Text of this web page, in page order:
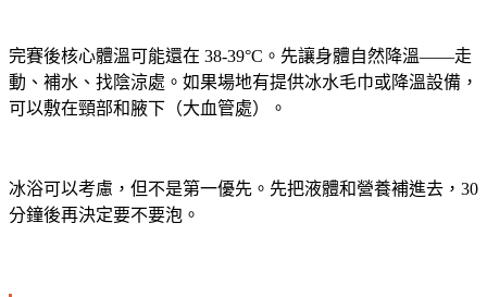
完賽後核心體溫可能還在 38-39°C。先讓身體自然降溫——走
動、補水、找陰涼處。如果場地有提供冰水毛巾或降溫設備，
可以敷在頸部和腋下（大血管處）。
冰浴可以考慮，但不是第一優先。先把液體和營養補進去，30
分鐘後再決定要不要泡。